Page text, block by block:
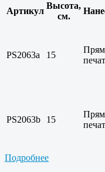
Артикул
Высота,
см.
PS2063a 15
PS2063b 15
Подробнее